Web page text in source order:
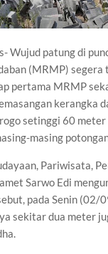
Wujud patung di
(MRMP)
pertama MRMP
kerangka
setinggi 60
masing
Pariwisata,
Sarwo Edi
pada Senin (02/
sekitar dua meter